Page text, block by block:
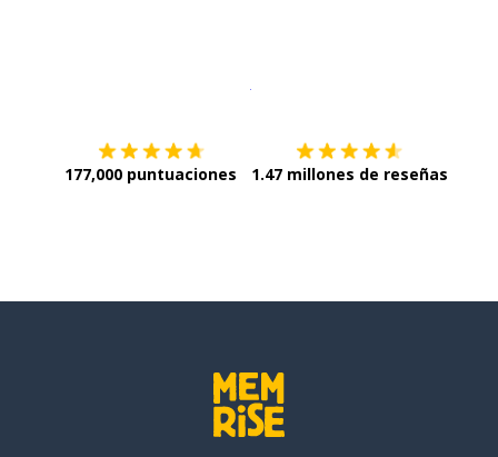
177,000 puntuaciones 1.47 millones de reseñas